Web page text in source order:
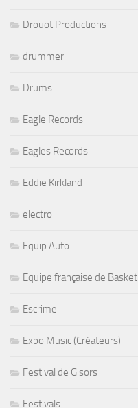
Drouot Productions
drummer
Drums
Eagle Records
Eagles Records
Eddie Kirkland
electro
Equip Auto
Equipe française de Basket
Escrime
Expo Music (Créateurs)
Festival de Gisors
Festivals